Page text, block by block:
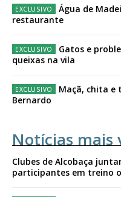
Água de
restaurante
Gatos e
queixas na vila
Maçã, chita e
Bernardo
Notícias mais
Clubes de Alcobaça
participantes em treino